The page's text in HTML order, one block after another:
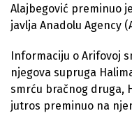
Alajbegović preminuo
javlja Anadolu Agency
Informaciju o Arifovoj
njegova supruga
smrću bračnog druga,
jutros preminuo na